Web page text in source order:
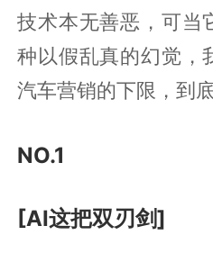
技术本无善恶，可当
种以假乱真的幻觉，
汽车营销的下限，到
NO.1
[AI这把双刃剑]